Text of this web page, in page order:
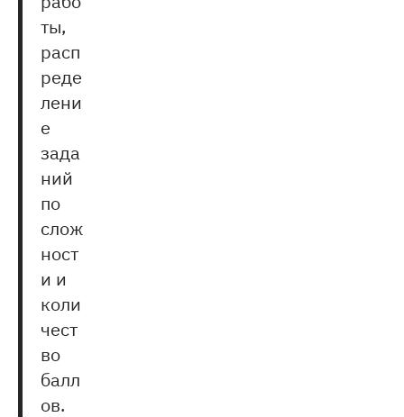
ты,
расп
реде
лени
е
зада
ний
по
слож
ност
и и
коли
чест
во
балл
ов.